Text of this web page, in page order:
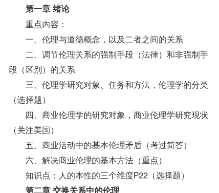
第一章 绪论
重点内容：
一、伦理与道德概念，以及二者之间的关系
二、调节伦理关系的强制手段（法律）和非强制手
段（区别）的关系
三、伦理学研究对象、任务和方法，伦理学的分类
（选择题）
四、商业伦理学的研究对象，商业伦理学研究现状
（关注美国）
五、商业活动中的基本伦理矛盾（考过简答）
六、解决商业伦理的基本方法（重点）
知识点：人的本性的三个维度P22（选择题）
第二章 交换关系中的伦理